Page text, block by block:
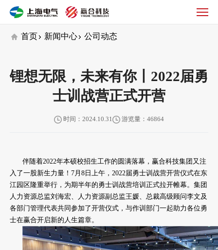
首页 新闻中心 公司动态
锂想无限，未来有你丨2022届勇
士训战营正式开营
时间：2024.10.31 游览量：46864
伴随着2022年本硕校招生工作的圆满落幕，赢合科技集团又注
入了一股新生力量！7月8日上午，2022届勇士训战营开营仪式在东
江园区隆重举行，为期半年的勇士训战营培训正式拉开帷幕。集团
人力资源总监刘海宏、人力资源副总监王媛、总裁高级顾问李文及
各部门管理代表共同参加了开营仪式，与作训部门一起助力各位勇
士在赢合开启新的人生篇章。